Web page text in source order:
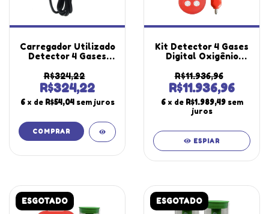
Carregador Utilizado
Detector 4 Gases
R$324,22
R$324,22
6 x de R$54,04 sem juros
Kit Detector 4 Gases
Digital Oxigênio
Sulfeto Hidrogênio
Dg-500 Portátil Kit
Espaço Confinado
Kbg-100
R$11.936,96
R$11.936,96
6 x de R$1.989,49 sem
juros
ESPIAR
ESGOTADO ESGOTADO